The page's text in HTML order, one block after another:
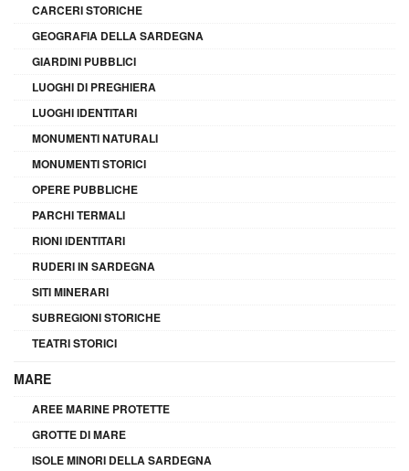
CARCERI STORICHE
GEOGRAFIA DELLA SARDEGNA
GIARDINI PUBBLICI
LUOGHI DI PREGHIERA
LUOGHI IDENTITARI
MONUMENTI NATURALI
MONUMENTI STORICI
OPERE PUBBLICHE
PARCHI TERMALI
RIONI IDENTITARI
RUDERI IN SARDEGNA
SITI MINERARI
SUBREGIONI STORICHE
TEATRI STORICI
MARE
AREE MARINE PROTETTE
GROTTE DI MARE
ISOLE MINORI DELLA SARDEGNA